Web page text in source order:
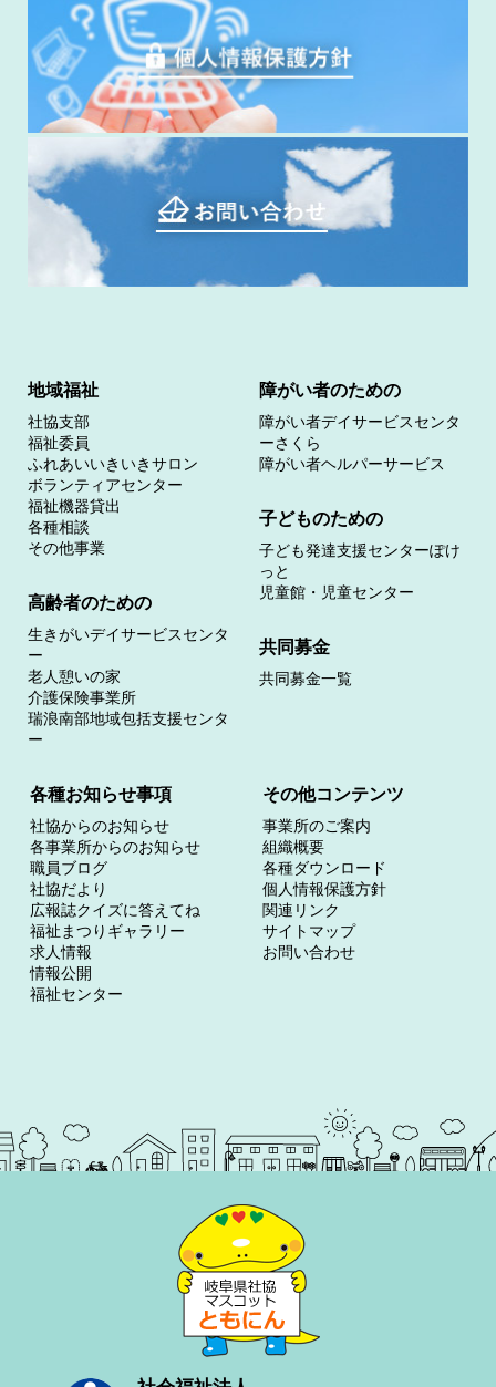
地域福祉
社協支部
福祉委員
ふれあいいきいきサロン
ボランティアセンター
福祉機器貸出
各種相談
その他事業
高齢者のための
生きがいデイサービスセンタ
ー
老人憩いの家
介護保険事業所
瑞浪南部地域包括支援センタ
ー
障がい者のための
障がい者デイサービスセンタ
ーさくら
障がい者ヘルパーサービス
子どものための
子ども発達支援センターぽけ
っと
児童館・児童センター
共同募金
共同募金一覧
各種お知らせ事項
社協からのお知らせ
各事業所からのお知らせ
職員ブログ
社協だより
広報誌クイズに答えてね
福祉まつりギャラリー
求人情報
情報公開
福祉センター
その他コンテンツ
事業所のご案内
組織概要
各種ダウンロード
個人情報保護方針
関連リンク
サイトマップ
お問い合わせ